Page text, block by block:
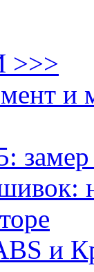
>>>
и
и